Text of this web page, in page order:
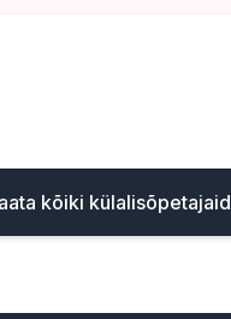
kõiki külalisõpetajaid